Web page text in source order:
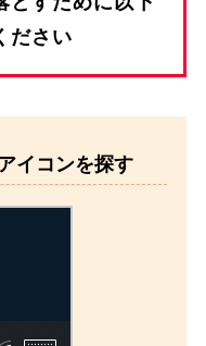
ださい
イコンを探す